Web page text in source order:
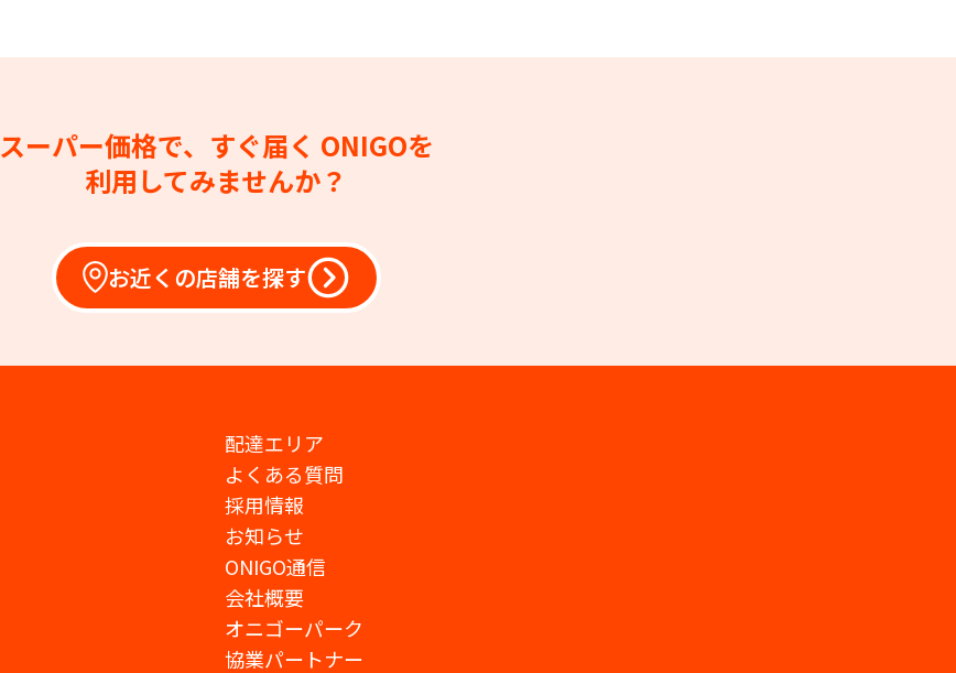
スーパー価格で、すぐ届く ONIGOを
利用してみませんか？
お近くの店舗を探す
配達エリア
よくある質問
採用情報
お知らせ
ONIGO通信
会社概要
オニゴーパーク
協業パートナー